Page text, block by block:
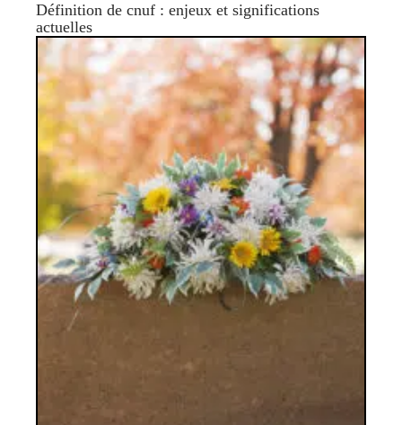
Définition de cnuf : enjeux et significations
actuelles